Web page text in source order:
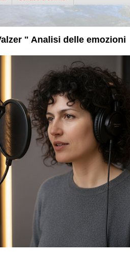
" Analisi delle emozioni